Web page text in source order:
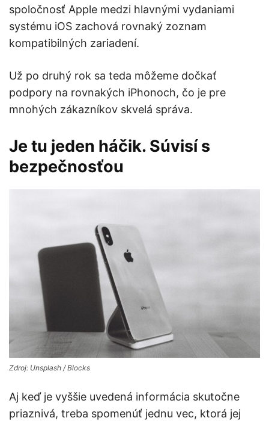
spoločnosť Apple medzi hlavnými vydaniami
systému iOS zachová rovnaký zoznam
kompatibilných zariadení.
Už po druhý rok sa teda môžeme dočkať
podpory na rovnakých iPhonoch, čo je pre
mnohých zákazníkov skvelá správa.
Je tu jeden háčik. Súvisí s
bezpečnosťou
Zdroj: Unsplash / Blocks
Aj keď je vyššie uvedená informácia skutočne
priaznivá, treba spomenúť jednu vec, ktorá jej